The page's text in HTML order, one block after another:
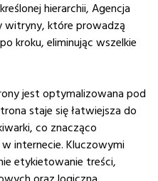
hierarchii, Agencja
witryny, które prowadzą
kroku, eliminując wszelkie
jest optymalizowana pod
staje się łatwiejsza do
co znacząco
internecie. Kluczowymi
etykietowanie treści,